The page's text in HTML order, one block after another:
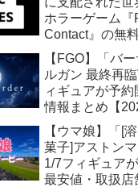
ホラーゲーム『
Contact』の無
2026年8月18日
の期間限定で開
【FGO】「バ
ルガン 最終再
ィギュアが予
情報まとめ【
売】
【ウマ娘】「[
菓子]アストンマ
1/7フィギュア
最安値・取扱店